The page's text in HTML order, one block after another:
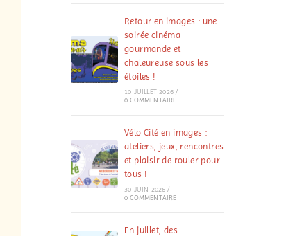
Retour en images : une
soirée cinéma
gourmande et
chaleureuse sous les
étoiles !
10 JUILLET 2026 /
0 COMMENTAIRE
Vélo Cité en images :
ateliers, jeux, rencontres
et plaisir de rouler pour
tous !
30 JUIN 2026 /
0 COMMENTAIRE
En juillet, des